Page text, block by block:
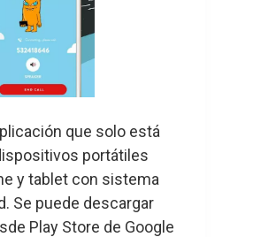
que solo está
portátiles
y tablet con sistema
Se puede descargar
Play Store de Google